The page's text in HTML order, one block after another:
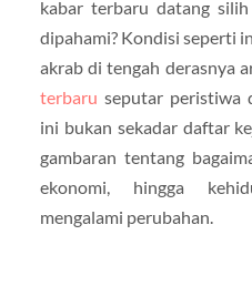
kabar terbaru datang
dipahami? Kondisi seperti
akrab di tengah derasnya
terbaru seputar peristiwa
ini bukan sekadar daftar
gambaran tentang
ekonomi, hingga
mengalami perubahan.